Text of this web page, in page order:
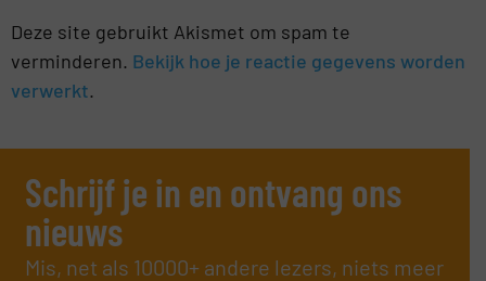
Deze site gebruikt Akismet om spam te
verminderen. Bekijk hoe je reactie gegevens worden
verwerkt.
Schrijf je in en ontvang ons
nieuws
Mis, net als 10000+ andere lezers, niets meer